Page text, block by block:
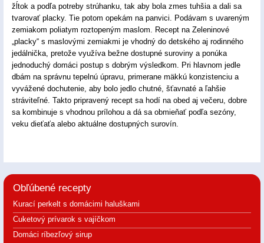
žĺtok a podľa potreby strúhanku, tak aby bola zmes tuhšia a dali sa
tvarovať placky. Tie potom opekám na panvici. Podávam s uvareným
zemiakom poliatym roztopeným maslom. Recept na Zeleninové
„placky“ s maslovými zemiakmi je vhodný do detského aj rodinného
jedálnička, pretože využíva bežne dostupné suroviny a ponúka
jednoduchý domáci postup s dobrým výsledkom. Pri hlavnom jedle
dbám na správnu tepelnú úpravu, primerane mäkkú konzistenciu a
vyvážené dochutenie, aby bolo jedlo chutné, šťavnaté a ľahšie
stráviteľné. Takto pripravený recept sa hodí na obed aj večeru, dobre
sa kombinuje s vhodnou prílohou a dá sa obmieňať podľa sezóny,
veku dieťaťa alebo aktuálne dostupných surovín.
Obľúbené recepty
Kurací perkelt s domácimi haluškami
Cuketový prívarok s vajíčkom
Domáci ríbezľový sirup